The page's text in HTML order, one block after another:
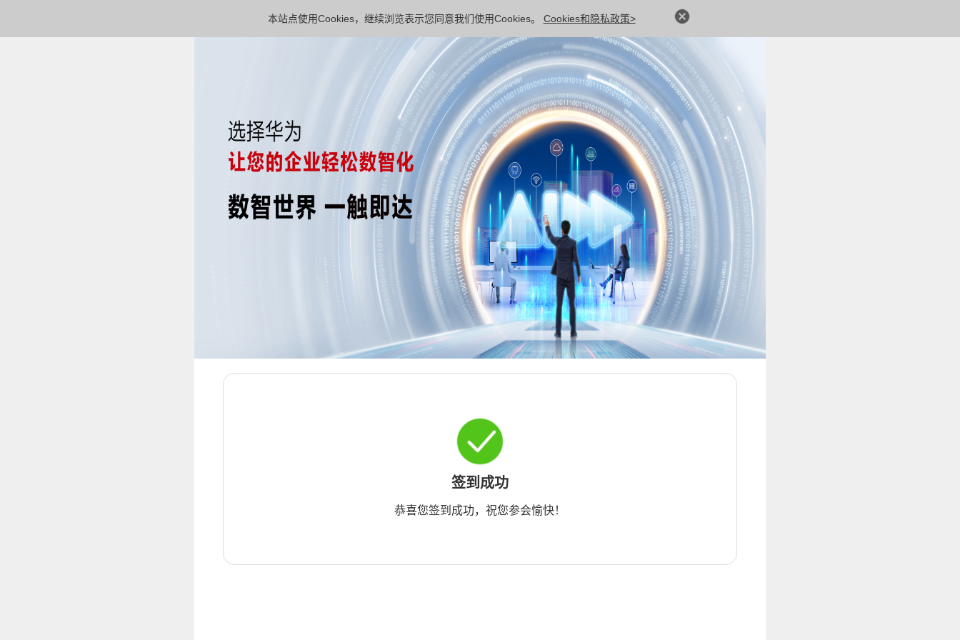
本站点使用Cookies，继续浏览表示您同意我们使用Cookies。 Cookies和隐私政策>
签到成功
恭喜您签到成功，祝您参会愉快！